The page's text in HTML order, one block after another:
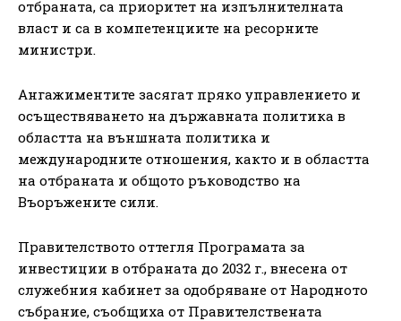
отбраната, са приоритет на изпълнителната
власт и са в компетенциите на ресорните
министри.
Ангажиментите засягат пряко управлението и
осъществяването на държавната политика в
областта на външната политика и
международните отношения, както и в областта
на отбраната и общото ръководство на
Въоръжените сили.
Правителството оттегля Програмата за
инвестиции в отбраната до 2032 г., внесена от
служебния кабинет за одобряване от Народното
събрание, съобщиха от Правителствената